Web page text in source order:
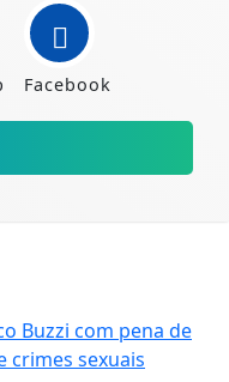
Facebook